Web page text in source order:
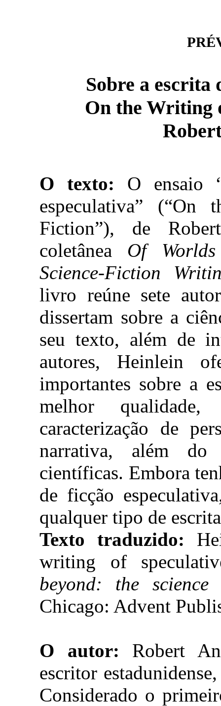
Sobre a escrita
On the Writing
O texto: O ensaio
especulativa” (“On
Fiction”), de
coletânea Of
Science-Fiction
livro reúne sete
dissertam sobre a
seu texto, além de
autores, Heinlein
importantes sobre a
melhor
caracterização de
narrativa, além do
científicas. Embora
de ficção
qualquer tipo de
Texto traduzido:
writing of
beyond: the
Chicago: Advent
O autor: Robert
escritor
Considerado o